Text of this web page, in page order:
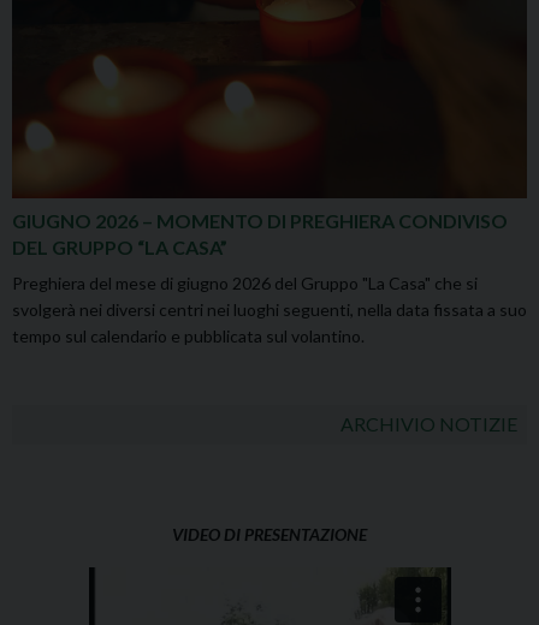
GIUGNO 2026 – MOMENTO DI PREGHIERA CONDIVISO
DEL GRUPPO “LA CASA”
Preghiera del mese di giugno 2026 del Gruppo "La Casa" che si
svolgerà nei diversi centri nei luoghi seguenti, nella data fissata a suo
tempo sul calendario e pubblicata sul volantino.
ARCHIVIO NOTIZIE
VIDEO DI PRESENTAZIONE